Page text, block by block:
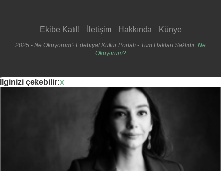
Ekibe Katıl! İletişim Hakkında Künye
2025 - Ne Okuyorum? Edebiyat Kültür Portalı - Tüm Hakları Saklıdır. Ne
Okuyorum?
İlginizi çekebilir:x